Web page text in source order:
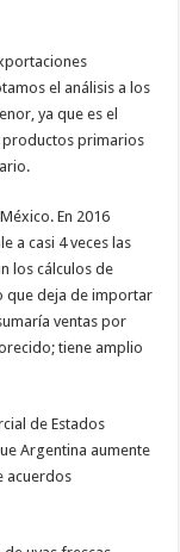
el análisis a los
ya que es el
productos primarios
En 2016
a casi 4 veces las
los cálculos de
que deja de importar
ventas por
tiene amplio
de Estados
Argentina aumente
acuerdos